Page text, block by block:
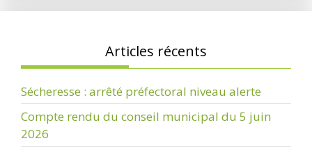
Articles récents
Sécheresse : arrêté préfectoral niveau alerte
Compte rendu du conseil municipal du 5 juin
2026